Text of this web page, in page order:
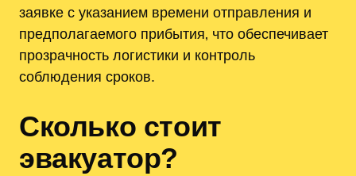
заявке с указанием времени отправления и
предполагаемого прибытия‚ что обеспечивает
прозрачность логистики и контроль
соблюдения сроков.
Сколько стоит
эвакуатор?